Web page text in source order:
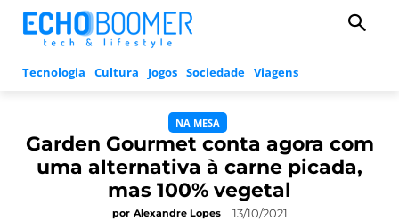
Tecnologia Cultura Jogos Sociedade Viagens
NA MESA
Garden Gourmet conta agora com
uma alternativa à carne picada,
mas 100% vegetal
por Alexandre Lopes 13/10/2021